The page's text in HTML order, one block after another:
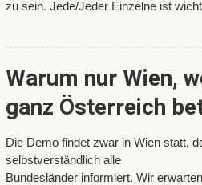
zu sein. Jede/Jeder Einzelne ist
Warum nur Wien,
ganz Österreich
Die Demo findet zwar in Wien statt,
selbstverständlich alle
Bundesländer informiert. Wir